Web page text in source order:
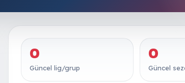
0
Güncel lig/grup
0
Güncel